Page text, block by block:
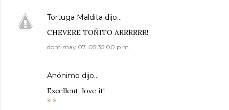
Tortuga Maldita dijo…
CHEVERE TOÑITO ARRRRRR!
dom may 07, 05:35:00 p.m.
Anónimo dijo…
Excellent, love it!
» »